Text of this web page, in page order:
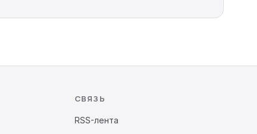
СВЯЗЬ
RSS-лента